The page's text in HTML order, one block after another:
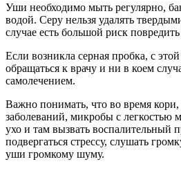
Уши необходимо мыть регулярно,
водой. Серу нельзя удалять
случае есть большой риск
Если возникла серная пробка, с
обращаться к врачу и ни в коем
самолечением.
Важно понимать, что во время
заболеваний, микробы с легкостью
ухо и там вызвать воспалительный
подвергаться стрессу, слушать
уши громкому шуму.